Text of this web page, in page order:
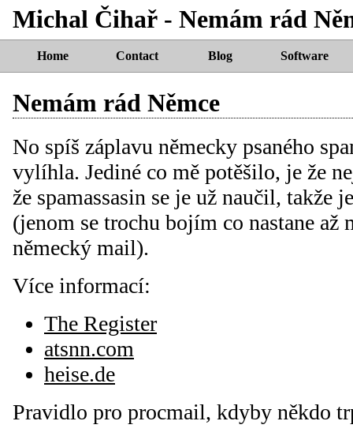
Michal Čihař - Nemám rád
Home Contact Blog Software
Nemám rád Němce
No spíš záplavu německy psaného
vylíhla. Jediné co mě potěšilo, je že
že spamassasin se je už naučil, takže
(jenom se trochu bojím co nastane
německý mail).
Více informací:
The Register
atsnn.com
heise.de
Pravidlo pro procmail, kdyby někdo